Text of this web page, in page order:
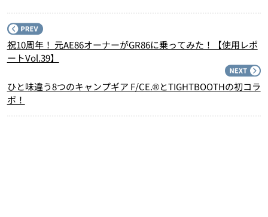
祝10周年！ 元AE86オーナーがGR86に乗ってみた！【使用レポ
ートVol.39】
ひと味違う8つのキャンプギア F/CE.®とTIGHTBOOTHの初コラ
ボ！